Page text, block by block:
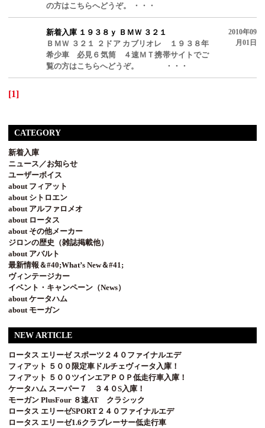
の方はこちらへどうぞ。 ・・・
新着入庫 １９３８ｙ ＢＭＷ ３２１
ＢＭＷ ３２１ ２ドア カブリオレ １９３８年
希少車 必見６気筒 ４速ＭＴ携帯サイトでご
覧の方はこちらへどうぞ。 ・・・
2010年09
月01日
[1]
CATEGORY
新着入庫
ニュース／お知らせ
ユーザーボイス
about フィアット
about シトロエン
about アルファロメオ
about ロータス
about その他メーカー
ジロンの歴史（雑誌掲載他）
about アバルト
最新情報＆#40;What’s New＆#41;
ヴィンテージカー
イベント・キャンペーン（News）
about ケータハム
about モーガン
NEW ARTICLE
ロータス エリーゼ スポーツ２４０ファイナルエデ
フィアット ５００限定車ドルチェヴィータ入庫！
フィアット ５００ツインエアＰＯＰ低走行車入庫！
ケータハム スーパー７ ３４０S入庫！
モーガン PlusFour ８速AT クラシック
ロータス エリーゼSPORT２４０ファイナルエデ
ロータス エリーゼ1.6クラブレーサー低走行車